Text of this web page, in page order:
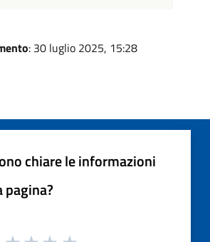
: 30 luglio 2025, 15:28
chiare le informazioni
pagina?